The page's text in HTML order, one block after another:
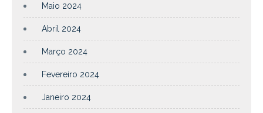
Maio 2024
Abril 2024
Março 2024
Fevereiro 2024
Janeiro 2024